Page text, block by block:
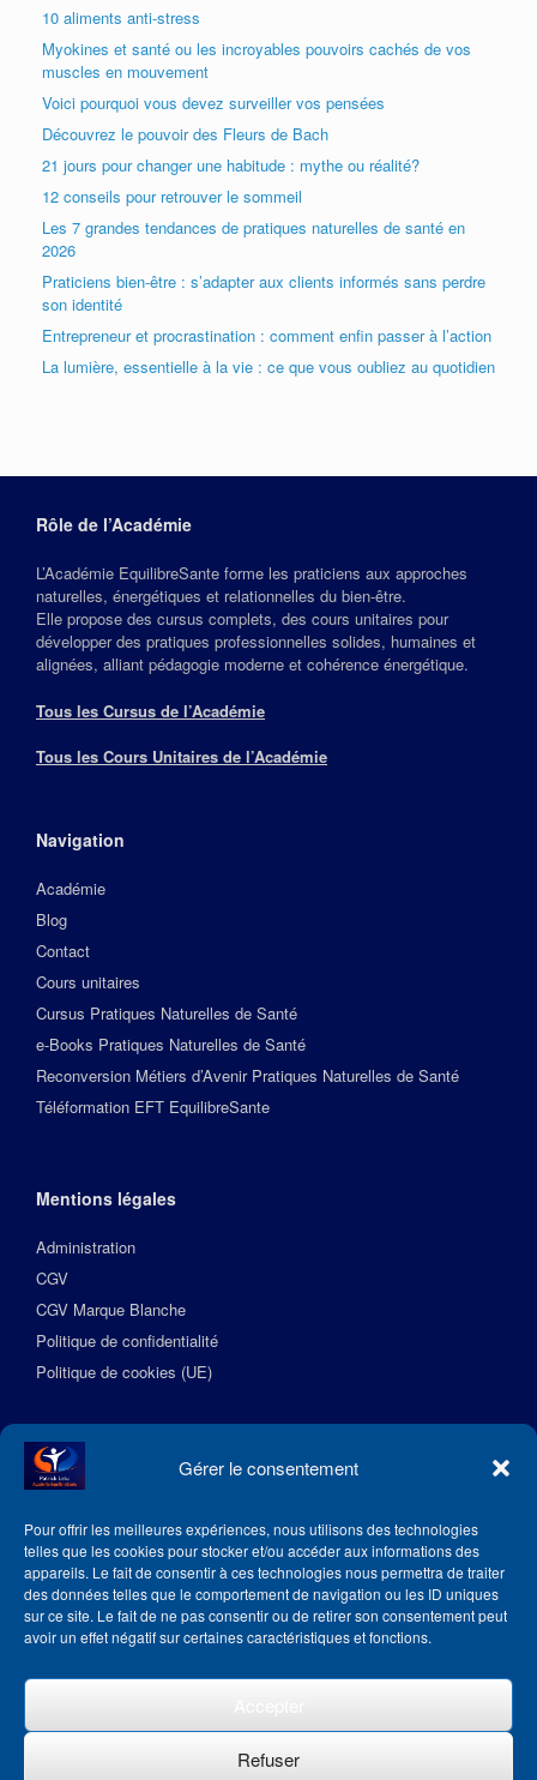
Gérer le consentement
Pour offrir les meilleures expériences, nous utilisons des technologies
telles que les cookies pour stocker et/ou accéder aux informations des
appareils. Le fait de consentir à ces technologies nous permettra de traiter
des données telles que le comportement de navigation ou les ID uniques
sur ce site. Le fait de ne pas consentir ou de retirer son consentement peut
avoir un effet négatif sur certaines caractéristiques et fonctions.
Refuser
10 aliments anti-stress
Myokines et santé ou les incroyables pouvoirs cachés de vos
muscles en mouvement
Voici pourquoi vous devez surveiller vos pensées
Découvrez le pouvoir des Fleurs de Bach
21 jours pour changer une habitude : mythe ou réalité?
12 conseils pour retrouver le sommeil
Les 7 grandes tendances de pratiques naturelles de santé en
2026
Praticiens bien-être : s’adapter aux clients informés sans perdre
son identité
Entrepreneur et procrastination : comment enfin passer à l’action
La lumière, essentielle à la vie : ce que vous oubliez au quotidien
Rôle de l’Académie
L’Académie EquilibreSante forme les praticiens aux approches
naturelles, énergétiques et relationnelles du bien‑être.
Elle propose des cursus complets, des cours unitaires pour
développer des pratiques professionnelles solides, humaines et
alignées, alliant pédagogie moderne et cohérence énergétique.
Tous les Cursus de l’Académie
Tous les Cours Unitaires de l’Académie
Navigation
Académie
Blog
Contact
Cours unitaires
Cursus Pratiques Naturelles de Santé
e-Books Pratiques Naturelles de Santé
Reconversion Métiers d’Avenir Pratiques Naturelles de Santé
Téléformation EFT EquilibreSante
Mentions légales
Administration
CGV
CGV Marque Blanche
Politique de confidentialité
Politique de cookies (UE)
Suivez l’Académie EquilibreSante